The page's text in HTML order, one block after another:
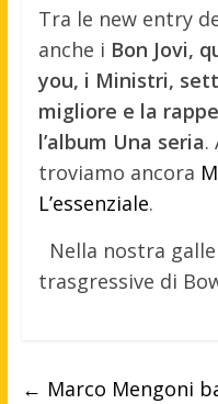
Tra le new entry
anche i Bon Jovi,
you, i Ministri,
migliore e la
l’album Una seria.
troviamo ancora
L’essenziale.
Nella nostra
trasgressive di
← Marco Mengoni